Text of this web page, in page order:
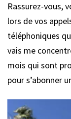
Rassurez-vous,
lors de vos
téléphoniques
vais me
mois qui sont
pour s’abonner